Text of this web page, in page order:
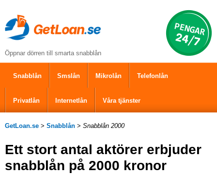
Öppnar dörren till smarta snabblån
Snabblån Smslån Mikrolån Telefonlån
Privatlån Internetlån Våra tjänster
GetLoan.se > Snabblån > Snabblån 2000
Ett stort antal aktörer erbjuder
snabblån på 2000 kronor